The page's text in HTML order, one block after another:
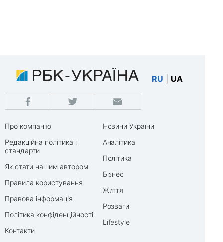
RU UA
Про компанію
Редакційна політика і
стандарти
Як стати нашим автором
Правила користування
Правова інформація
Політика конфіденційності
Контакти
Новини України
Аналітика
Політика
Бізнес
Життя
Розваги
Lifestyle